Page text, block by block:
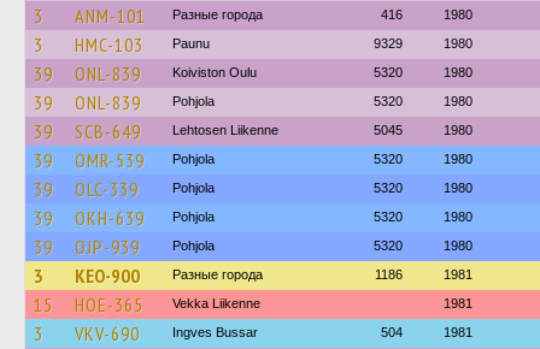
3 ANM-101 Разные города 416 1980
3 HMC-103 Paunu 9329 1980
39 ONL-839 Koiviston Oulu 5320 1980
39 ONL-839 Pohjola 5320 1980
39 SCB-649 Lehtosen Liikenne 5045 1980
39 OMR-539 Pohjola 5320 1980
39 OLC-339 Pohjola 5320 1980
39 OKH-639 Pohjola 5320 1980
39 OJP-939 Pohjola 5320 1980
3 KEO-900 Разные города 1186 1981
15 HOE-365 Vekka Liikenne 1981
3 VKV-690 Ingves Bussar 504 1981